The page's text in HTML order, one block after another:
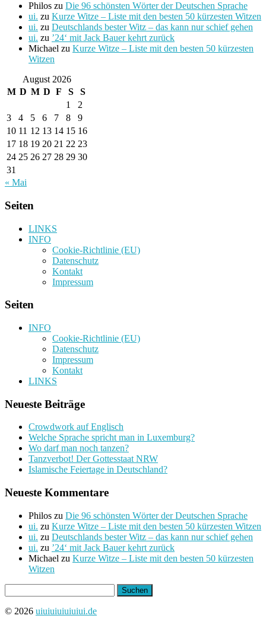
Philos zu Die 96 schönsten Wörter der Deutschen Sprache
ui. zu Kurze Witze – Liste mit den besten 50 kürzesten Witzen
ui. zu Deutschlands bester Witz – das kann nur schief gehen
ui. zu ’24‘ mit Jack Bauer kehrt zurück
Michael zu Kurze Witze – Liste mit den besten 50 kürzesten
Witzen
August 2026
M D M D F S
S
1
2
3
4 5 6 7 8
9
10 11 12 13 14 15 16
17 18 19 20 21 22 23
24 25 26 27 28 29 30
31
« Mai
Seiten
LINKS
INFO
Cookie-Richtlinie (EU)
Datenschutz
Kontakt
Impressum
Seiten
INFO
Cookie-Richtlinie (EU)
Datenschutz
Impressum
Kontakt
LINKS
Neueste Beiträge
Crowdwork auf Englisch
Welche Sprache spricht man in Luxemburg?
Wo darf man noch tanzen?
Tanzverbot! Der Gottesstaat NRW
Islamische Feiertage in Deutschland?
Neueste Kommentare
Philos zu Die 96 schönsten Wörter der Deutschen Sprache
ui. zu Kurze Witze – Liste mit den besten 50 kürzesten Witzen
ui. zu Deutschlands bester Witz – das kann nur schief gehen
ui. zu ’24‘ mit Jack Bauer kehrt zurück
Michael zu Kurze Witze – Liste mit den besten 50 kürzesten
Witzen
nach:
© 2026 uiuiuiuiuiuiui.de